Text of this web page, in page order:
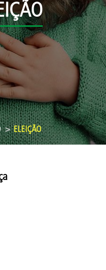
ELEIÇÃO